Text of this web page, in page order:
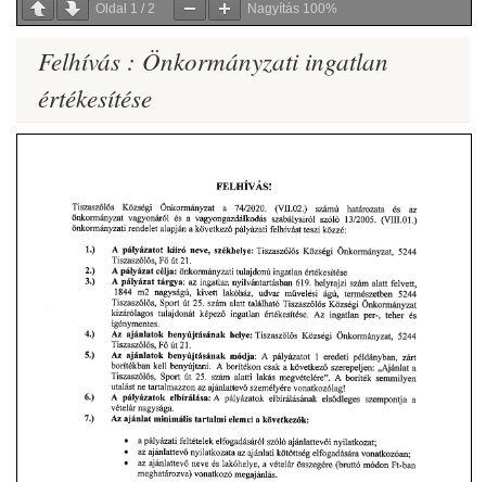
Oldal 1 / 2 Nagyítás 100%
Felhívás : Önkormányzati ingatlan
értékesítése